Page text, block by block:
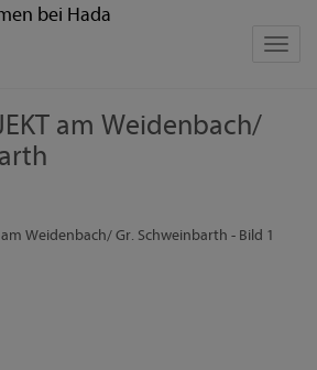
am Weidenbach/